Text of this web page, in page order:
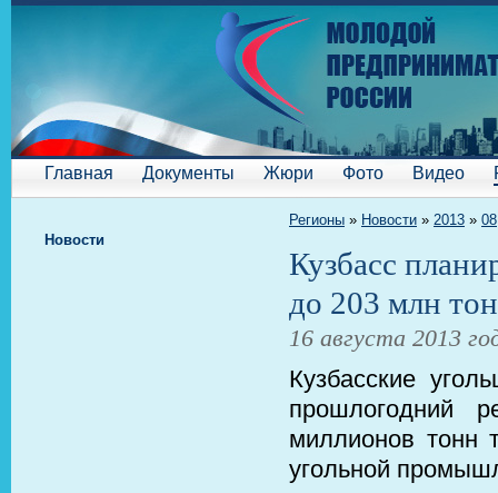
Главная Документы Жюри Фото Видео
Регионы » Новости » 2013 » 08
Кузбасс
до 203 млн
16 августа 2013
Кузбасские
прошлогодний
миллионов тонн
угольной
Новости